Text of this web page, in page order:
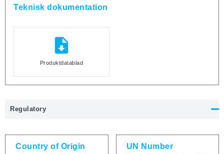
Teknisk dokumentation
Produktdatablad
Regulatory
Country of Origin
UN Number